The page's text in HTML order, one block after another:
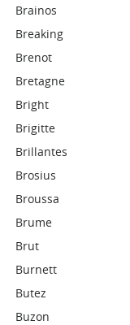
Brainos
Breaking
Brenot
Bretagne
Bright
Brigitte
Brillantes
Brosius
Broussa
Brume
Brut
Burnett
Butez
Buzon